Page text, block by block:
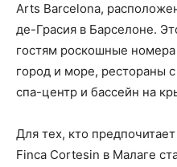
Arts Barcelona,
де-Грасия в Барселоне.
гостям роскошные
город и море, рестораны
спа-центр и бассейн на
Для тех, кто
Finca Cortesin в Малаге